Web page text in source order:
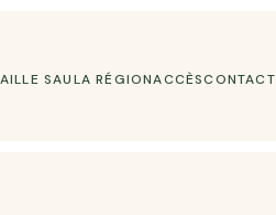
LE SAULA RÉGIONACCÈSCONTACT